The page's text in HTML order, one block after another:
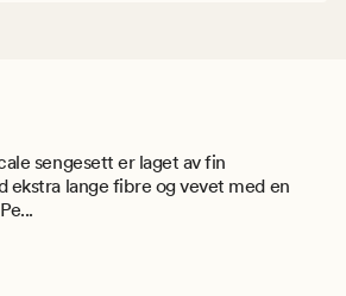
sengesett er laget av fin
ekstra lange fibre og vevet med en